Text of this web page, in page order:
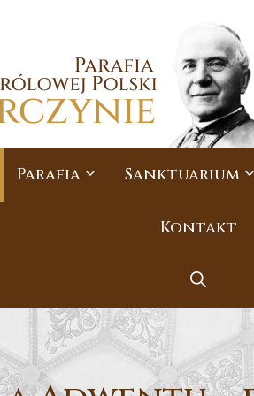
Parafia Sanktuarium
Kontakt